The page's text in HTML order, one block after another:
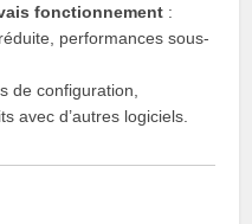
fonctionnement :
performances sous-
de configuration,
avec d’autres logiciels.